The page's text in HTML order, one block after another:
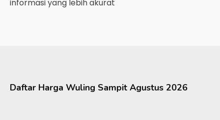
informasi yang lebih akurat
Daftar Harga Wuling Sampit Agustus 2026